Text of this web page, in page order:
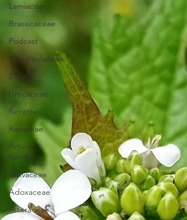
Lamiaceae
Brassicaceae
Podcast
Ranunculaceae
Balade
Urticaceae
Recette
Rosaceae
Article
famille
Malvaceae
Adoxaceae
Asteraceae